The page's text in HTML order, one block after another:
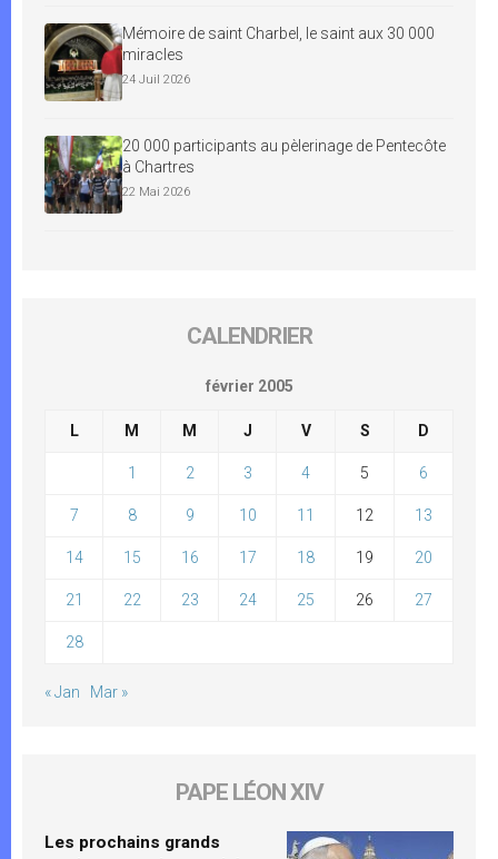
Mémoire de saint Charbel, le saint aux 30 000
miracles
24 Juil 2026
20 000 participants au pèlerinage de Pentecôte
à Chartres
22 Mai 2026
CALENDRIER
février 2005
L M M J V S D
1 2 3 4 5 6
7 8 9 10 11 12 13
14 15 16 17 18 19 20
21 22 23 24 25 26 27
28
« Jan Mar »
PAPE LÉON XIV
Les prochains grands